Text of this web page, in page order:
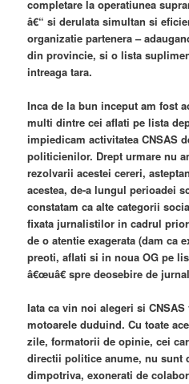
completare la operatiunea
â€“ si derulata simultan si
organizatie partenera –
din provincie, si o lista
intreaga tara.
Inca de la bun inceput am fost
multi dintre cei aflati pe lista
impiedicam activitatea CNSAS
politicienilor. Drept urmare nu
rezolvarii acestei cereri,
acestea, de-a lungul perioadei
constatam ca alte categorii
fixata jurnalistilor in cadrul
de o atentie exagerata (dam ca
preoti, aflati si in noua OG pe
â€œuâ€ spre deosebire de
Iata ca vin noi alegeri si
motoarele duduind. Cu toate
zile, formatorii de opinie, cei
directii politice anume, nu sunt
dimpotriva, exonerati de